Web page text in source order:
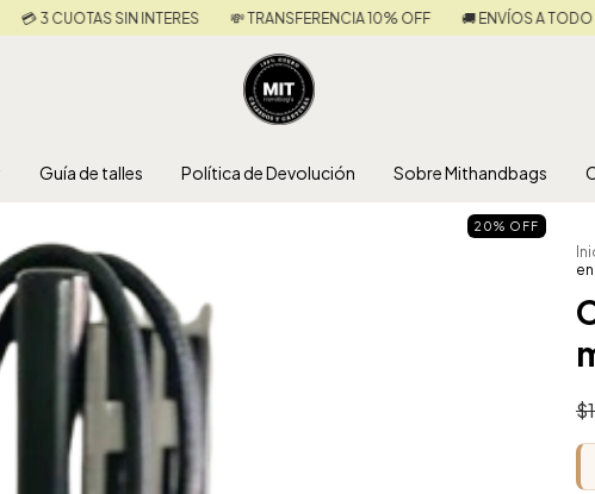
💸 TRANSFERENCIA 10% OFF 🚚 ENVÍOS A TODO EL PAÍS 💳 3 CUOTAS SIN
Guía de talles Política de Devolución Sobre Mithandbags
20% OFF